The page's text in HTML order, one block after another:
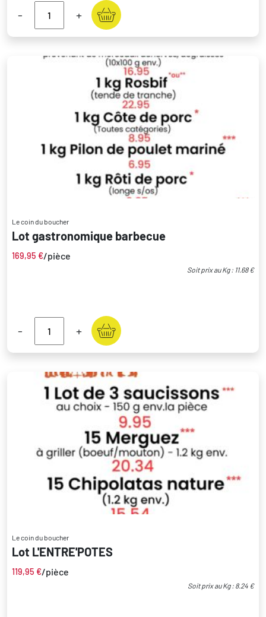
- +
Le coin du boucher
Lot gastronomique barbecue
169,95 €/pièce
Soit prix au Kg : 11.68 €
- +
Le coin du boucher
Lot L'ENTRE'POTES
119,95 €/pièce
Soit prix au Kg : 8.24 €